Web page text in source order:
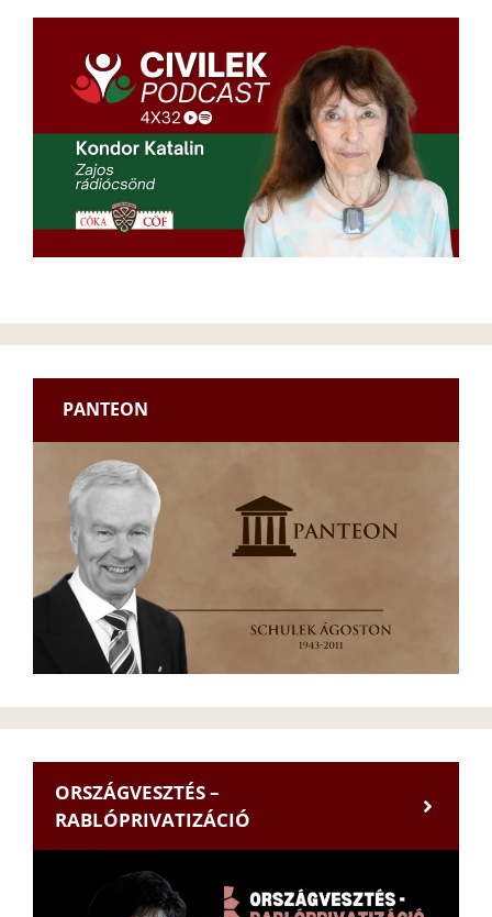
PANTEON
ORSZÁGVESZTÉS –
RABLÓPRIVATIZÁCIÓ